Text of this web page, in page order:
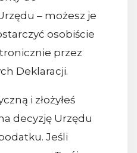
– możesz je
osobiście
przez
Deklaracji.
i złożyłeś
decyzję Urzędu
Jeśli